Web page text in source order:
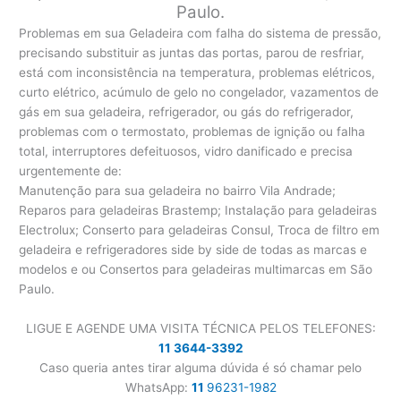
Paulo.
Problemas em sua Geladeira com falha do sistema de pressão,
precisando substituir as juntas das portas, parou de resfriar,
está com inconsistência na temperatura, problemas elétricos,
curto elétrico, acúmulo de gelo no congelador, vazamentos de
gás em sua geladeira, refrigerador, ou gás do refrigerador,
problemas com o termostato, problemas de ignição ou falha
total, interruptores defeituosos, vidro danificado e precisa
urgentemente de:
Manutenção para sua geladeira no bairro Vila Andrade;
Reparos para geladeiras Brastemp; Instalação para geladeiras
Electrolux; Conserto para geladeiras Consul, Troca de filtro em
geladeira e refrigeradores side by side de todas as marcas e
modelos e ou Consertos para geladeiras multimarcas em São
Paulo.
LIGUE E AGENDE UMA VISITA TÉCNICA PELOS TELEFONES:
11 3644-3392
Caso queria antes tirar alguma dúvida é só chamar pelo
WhatsApp: 11 96231-1982